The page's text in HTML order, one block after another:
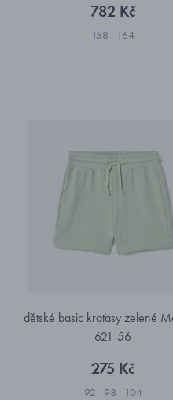
782 Kč
158 164
dětské basic kraťasy zelené
621-56
275 Kč
92 98 104